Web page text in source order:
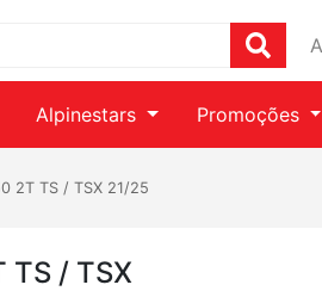
Alpinestars Promoções
2T TS / TSX 21/25
/ TSX